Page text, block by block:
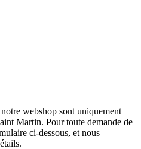
webshop sont uniquement
Martin. Pour toute demande de
ci-dessous, et nous